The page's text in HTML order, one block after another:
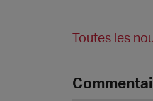
Toutes les